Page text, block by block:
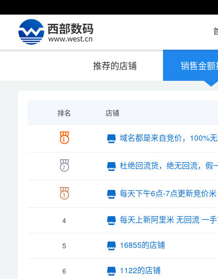
推荐的店铺 销售金
排名 店铺
1 域名都是来自竞价，100%
2 杜绝回流货，绝无回流，假
3 每天下午6点-7点更新竞价
4 每天上新阿里米 无回流 一
5 16855的店铺
6 1122的店铺